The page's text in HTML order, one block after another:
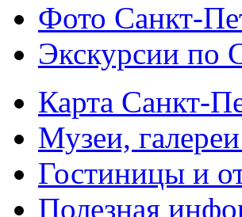
Фото Санкт-
Экскурсии по
Карта Санкт-
Музеи,
Гостиницы и
Полезная